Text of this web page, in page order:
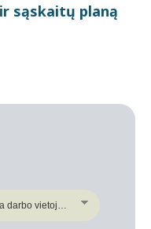
sąskaitų planą